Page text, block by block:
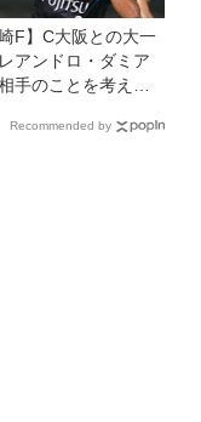
F】C大阪との大一
アンドロ・ダミア
手のことを考えな
Recommended by